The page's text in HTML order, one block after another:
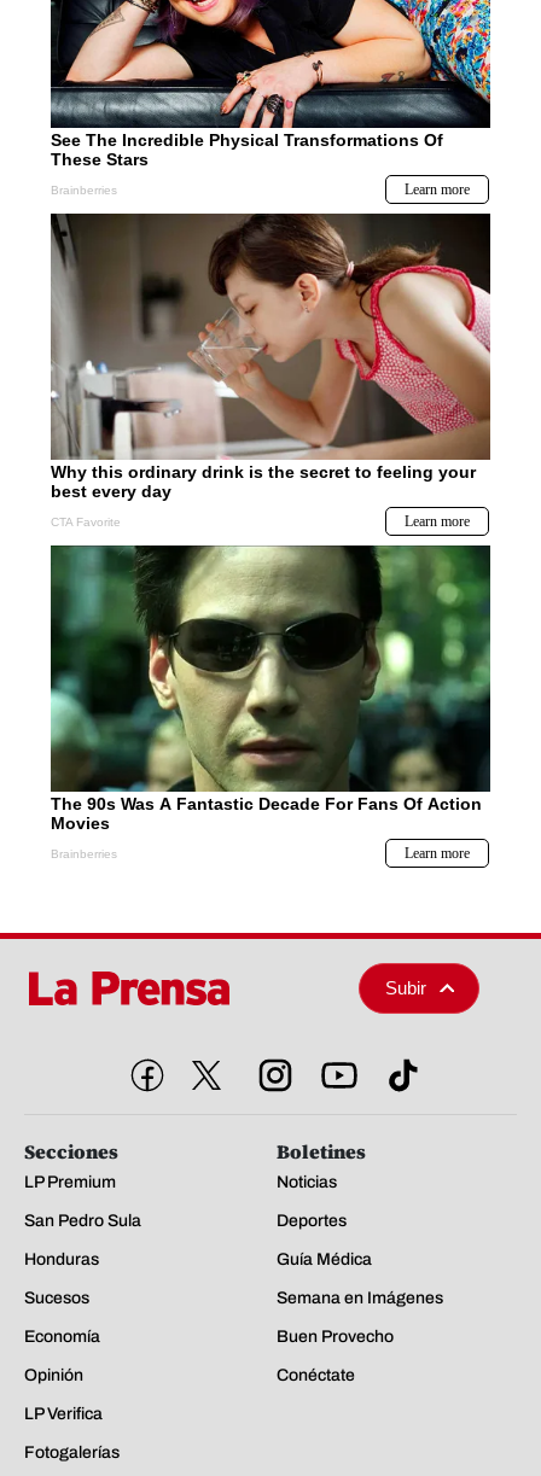
Subir
Secciones
LP Premium
San Pedro Sula
Honduras
Sucesos
Economía
Opinión
LP Verifica
Fotogalerías
Boletines
Noticias
Deportes
Guía Médica
Semana en Imágenes
Buen Provecho
Conéctate